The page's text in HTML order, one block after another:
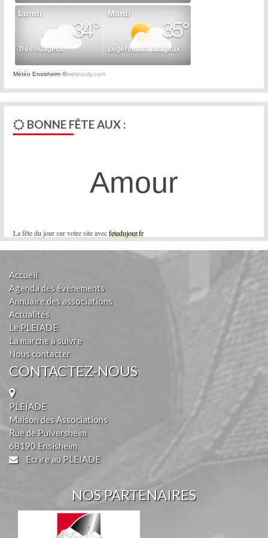
Météo Ensisheim ©meteocity.com
BONNE FÊTE AUX :
La fête du jour sur votre site avecfetedujour.fr
Amour
Accueil
Agenda des événements
Annuaire des associations
Actualités
Le PLEIADE
La marche à suivre
Nous contacter
CONTACTEZ-NOUS
PLEIADE
Maison des Associations
Rue de Pulversheim
68190 Ensisheim
Ecrire au PLEIADE
NOS PARTENAIRES